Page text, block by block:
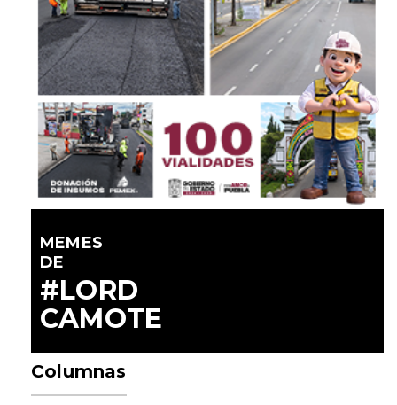
MEMES
DE
#LORD
CAMOTE
Columnas